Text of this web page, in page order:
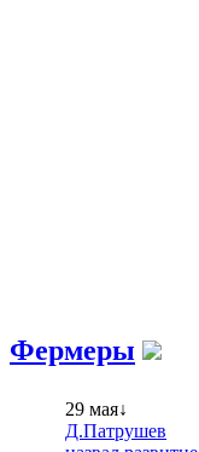
Фермеры
29 мая↓
Д.Патрушев